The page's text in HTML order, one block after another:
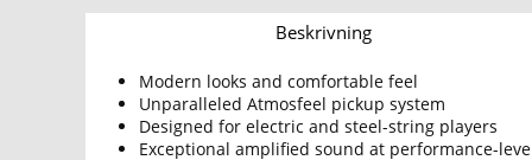
Beskrivning
Modern looks and comfortable feel
Unparalleled Atmosfeel pickup system
Designed for electric and steel-string players
Exceptional amplified sound at performance-